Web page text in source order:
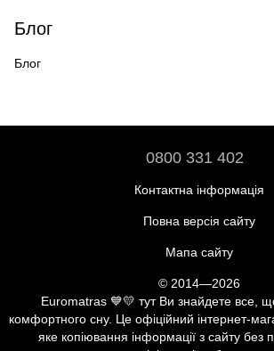
Блог
Блог
0800 331 402
Контактна інформація
Повна версія сайту
Мапа сайту
© 2014—2026
Euromatras 💙💛 тут Ви знайдете все,
комфортного сну. Це офіційний інтернет-
яке копіювання інформації з сайту без